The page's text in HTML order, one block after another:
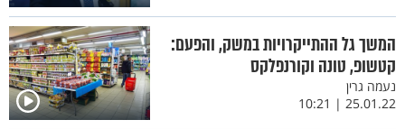
המשך גל ההתייקרויות במשק, והפעם:
קטשופ, טונה וקורנפלקס
נעמה גרין
25.01.22 | 10:21